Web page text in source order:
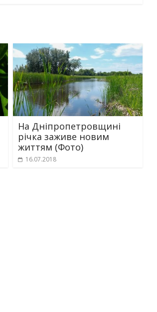
На Дніпропетровщині
річка заживе новим
життям (Фото)
16.07.2018